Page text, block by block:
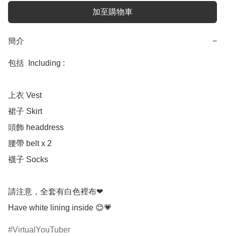
加至購物車
簡介 −
包括  Including :
上衣 Vest
裙子 Skirt
頭飾 headdress
腰帶 belt x 2
襪子 Socks
請注意，全套有白色裡布❤
Have white lining inside 😊💗
VirtualYouTuber